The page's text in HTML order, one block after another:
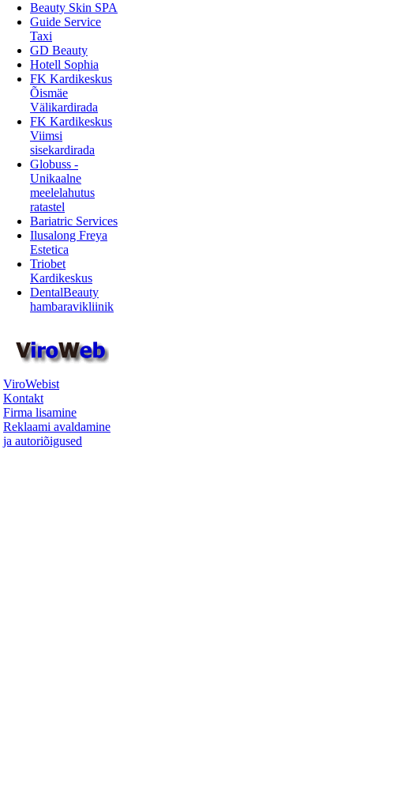
Beauty Skin SPA
Guide Service
Taxi
GD Beauty
Hotell Sophia
FK Kardikeskus
Õismäe
Välikardirada
FK Kardikeskus
Viimsi
sisekardirada
Globuss -
Unikaalne
meelelahutus
ratastel
Bariatric Services
Ilusalong Freya
Estetica
Triobet
Kardikeskus
DentalBeauty
hambaravikliinik
ViroWebist
Kontakt
Firma lisamine
Reklaami avaldamine
ja autoriõigused